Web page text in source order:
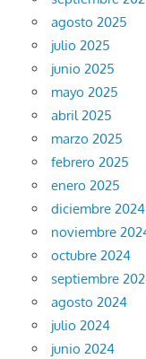
agosto 2025
julio 2025
junio 2025
mayo 2025
abril 2025
marzo 2025
febrero 2025
enero 2025
diciembre 2024
noviembre
octubre 2024
septiembre
agosto 2024
julio 2024
junio 2024